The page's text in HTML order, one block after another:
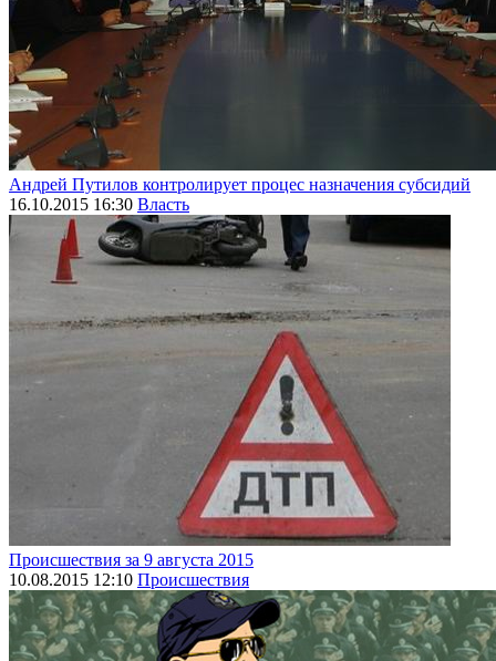
Андрей Путилов контролирует процес назначения субсидий
16.10.2015 16:30 Власть
Происшествия за 9 августа 2015
10.08.2015 12:10 Происшествия